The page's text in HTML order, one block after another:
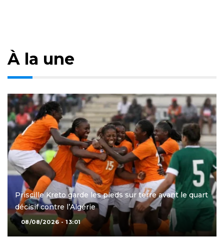
À la une
Priscille Kreto garde les pieds sur terre avant le quart
décisif contre l’Algérie
08/08/2026 - 13:01